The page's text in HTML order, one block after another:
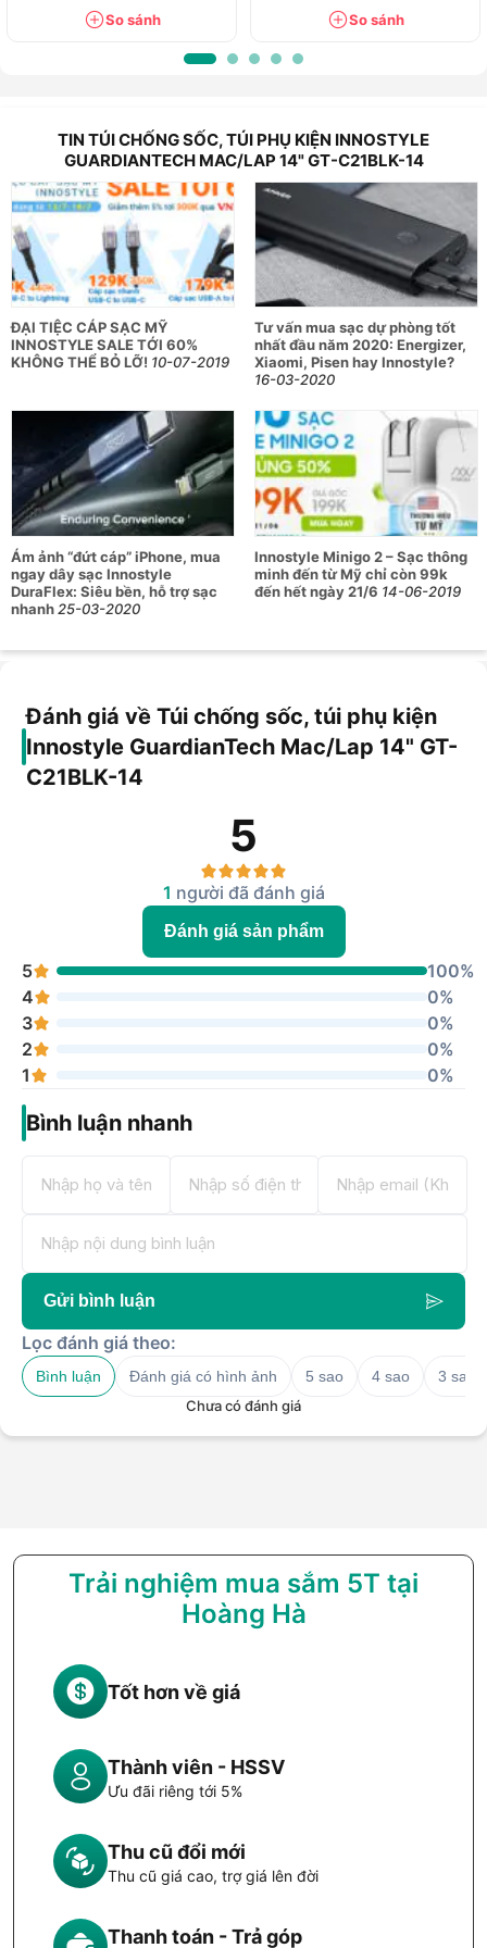
giúp bạn mang theo máy tính dễ dàng mà vẫn đảm bảo thẩm
Ngăn trước khóa kéo riêng biệt
vật dụng thường dùng như tai nghe, bút, thẻ... đồng thời
đảm bảo riêng tư và an toàn hơn.
Thông tin sản phẩm
Thương hiệu: Innostyle (USA)
Mã sản phẩm: GT-C21BLK-14
Dành cho: Laptop / Macbook đến 14 inch
Chất liệu: Vải chống nước, đệm chống sốc, khóa kéo
YKK
Phụ kiện: Túi phụ kiện đồng bộ
Tính năng: Chống sốc 360°, chống nước, ngăn phụ
kiện thông minh, quai xách tiện dụng
Innostyle GuardianTech Combo 14” là lựa chọn tối ưu dành
cho những ai đề cao tính bảo vệ, tiện lợi và phong cách khi di
chuyển cùng laptop. Phù hợp cho học tập, công việc hay
công tác xa.
So sánh
So sánh
TIN TÚI CHỐNG SỐC, TÚI PHỤ KIỆN INNOSTYLE
GUARDIANTECH MAC/LAP 14" GT-C21BLK-14
ĐẠI TIỆC CÁP SẠC MỸ
INNOSTYLE SALE TỚI 60%
KHÔNG THỂ BỎ LỠ! 10-07-2019
Tư vấn mua sạc dự phòng tốt
nhất đầu năm 2020: Energizer,
Xiaomi, Pisen hay Innostyle?
16-03-2020
Ám ảnh “đứt cáp” iPhone, mua
ngay dây sạc Innostyle
DuraFlex: Siêu bền, hỗ trợ sạc
nhanh25-03-2020
Innostyle Minigo 2 – Sạc thông
minh đến từ Mỹ chỉ còn 99k
đến hết ngày 21/6 14-06-2019
Đánh giá về Túi chống sốc, túi phụ kiện
Innostyle GuardianTech Mac/Lap 14" GT-
C21BLK-14
5
1 người đã đánh giá
Đánh giá sản phẩm
5
100%
4
0%
3
0%
2
0%
1
0%
Bình luận nhanh
Gửi bình luận
Lọc đánh giá theo:
Bình luận Đánh giá có hình ảnh 5 sao 4 sao
3 sao
Chưa có đánh giá
Trải nghiệm mua sắm 5T tại
Hoàng Hà
Tốt hơn về giá
Thành viên - HSSV
Ưu đãi riêng tới 5%
Thu cũ đổi mới
Thu cũ giá cao, trợ giá lên đời
Thanh toán - Trả góp